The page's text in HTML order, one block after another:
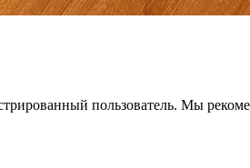
пользователь. Мы